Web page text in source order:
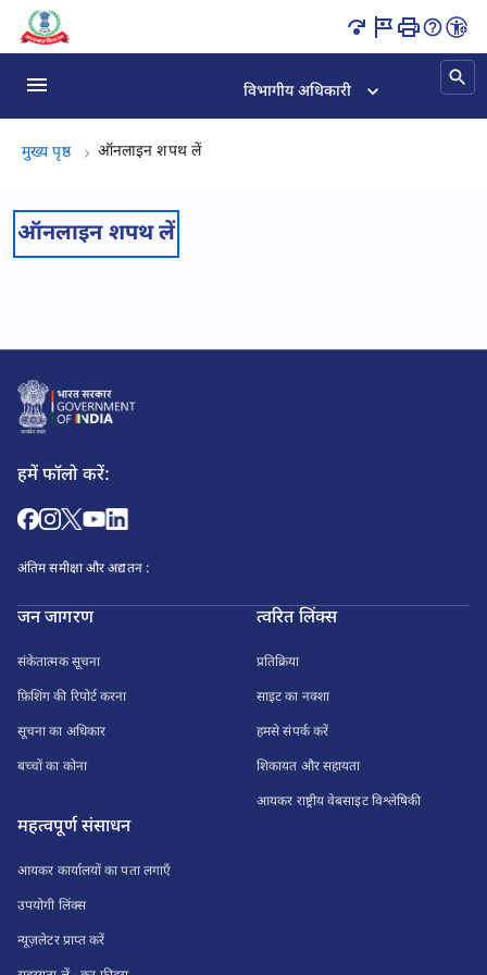
ऑनलाइन शपथ लें पृष्ठ लोड हो गया
विभागीय अधिकारी
मुख्य पृष्ठ ऑनलाइन शपथ लेंऑनलाइन शपथ लें, (2 का 2)
ऑनलाइन शपथ लें
हमें फॉलो करें:
अंतिम समीक्षा और अद्यतन :
जन जागरण
संकेतात्मक सूचना
फ़िशिंग की रिपोर्ट करना
सूचना का अधिकार
बच्चों का कोना
त्वरित लिंक्स
प्रतिक्रिया
साइट का नक्शा
हमसे संपर्क करें
शिकायत और सहायता
आयकर राष्ट्रीय वेबसाइट विश्लेषिकी
महत्वपूर्ण संसाधन
आयकर कार्यालयों का पता लगाएँ
उपयोगी लिंक्स
न्यूज़लेटर प्राप्त करें